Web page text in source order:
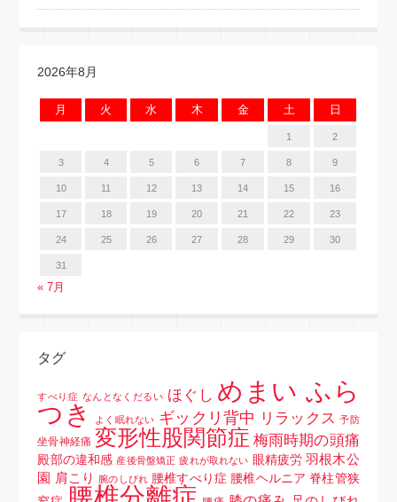
2026年8月
月 火 水 木 金 土 日
1 2
3 4 5 6 7 8 9
10 11 12 13 14 15 16
17 18 19 20 21 22 23
24 25 26 27 28 29 30
31
« 7月
タグ
すべり症 なんとなくだるい ほぐし めまい ふら
つき
よく眠れない ギックリ背中 リラックス 予防
坐骨神経痛 変形性股関節症 梅雨時期の頭痛
殿部の違和感 産後骨盤矯正 疲れが取れない 眼精疲労 羽根木公
園 肩こり 腕のしびれ 腰椎すべり症 腰椎ヘルニア 脊柱管狭
腰椎分離症